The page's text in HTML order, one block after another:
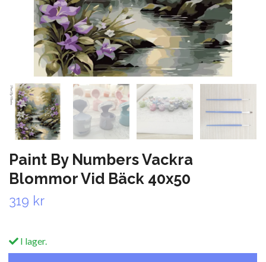
Paint By Numbers Vackra
Blommor Vid Bäck 40x50
319 kr
I lager.